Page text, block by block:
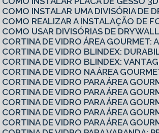
COMO INSTALAR UMA DIVISÓRIA DE
COMO REALIZAR A INSTALAÇÃO DE
COMO USAR DIVISÓRIAS DE
CORTINA DE VIDRO ÁREA
CORTINA DE VIDRO BLINDEX:
CORTINA DE VIDRO BLINDEX:
CORTINA DE VIDRO NA ÁREA
CORTINA DE VIDRO PARA ÁREA
CORTINA DE VIDRO PARA ÁREA
CORTINA DE VIDRO PARA ÁREA
CORTINA DE VIDRO PARA ÁREA
CORTINA DE VIDRO PARA ÁREA